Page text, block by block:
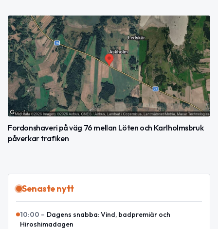
Fordonshaveri på väg 76 mellan Löten och Karlholmsbruk
påverkar trafiken
Senaste nytt
10:00 – Dagens snabba: Vind, badpremiär och
Hiroshimadagen